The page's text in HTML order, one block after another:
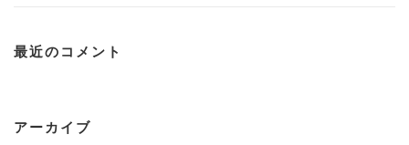
最近のコメント
アーカイブ